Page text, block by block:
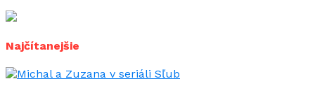
Najčítanejšie